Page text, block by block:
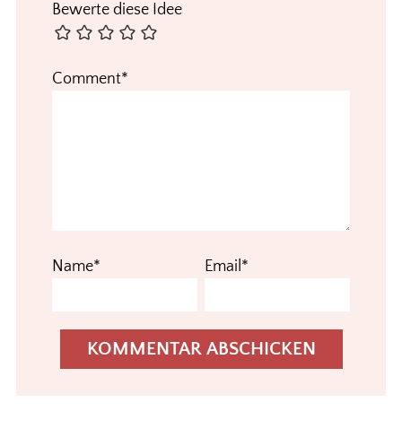
Bewerte diese Idee
Comment*
Name* Email*